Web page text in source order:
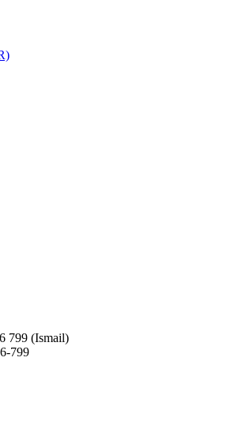
799 (Ismail)
799